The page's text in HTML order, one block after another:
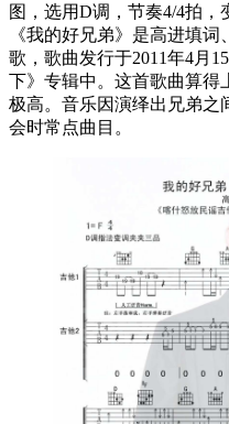
图，选用D调，节奏4/4拍，
《我的好兄弟》是高进填
歌，歌曲发行于2011年4月
下》专辑中。这首歌曲算得
极高。音乐因演绎出兄弟之
会时常点曲目。